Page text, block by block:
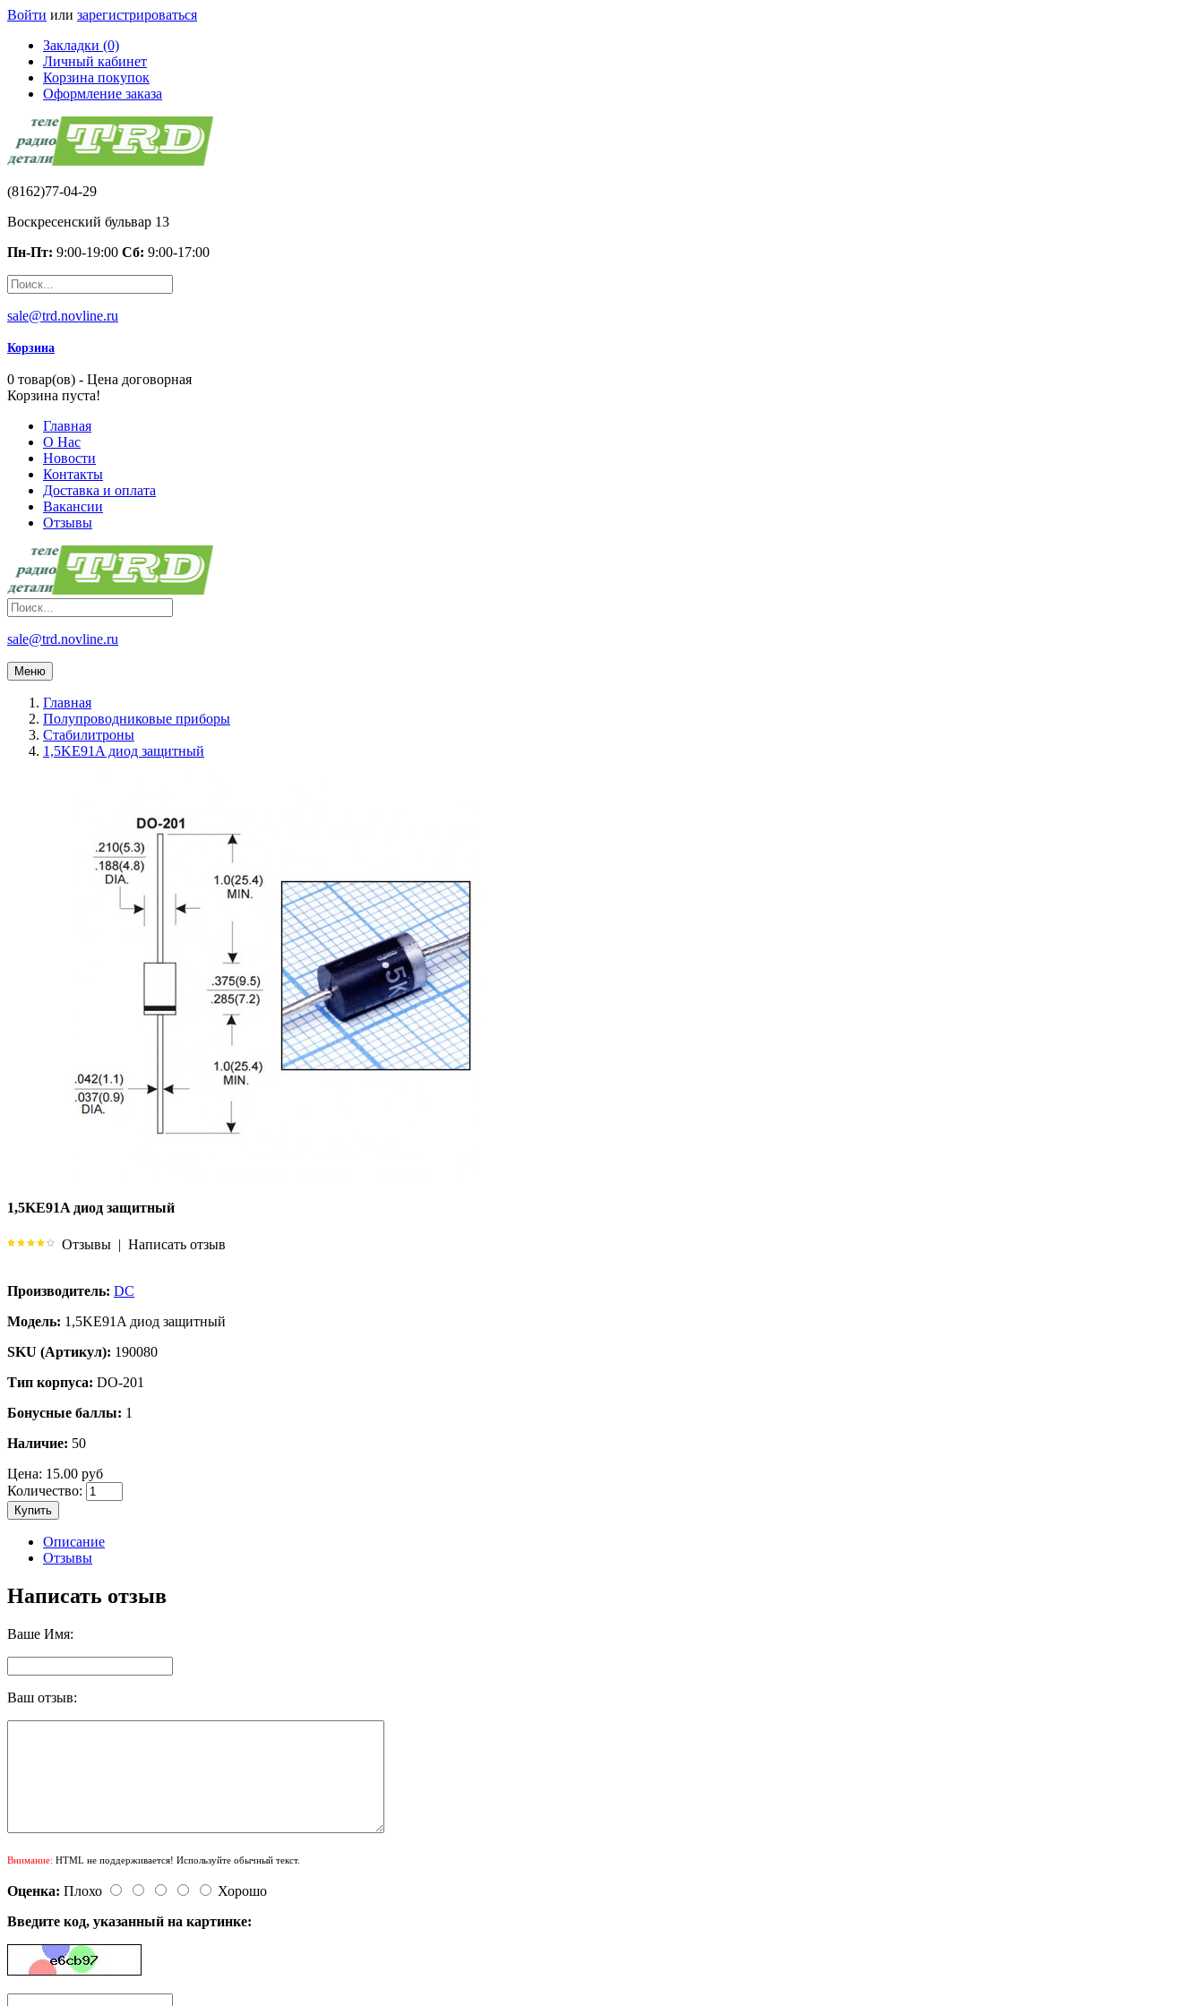
Войти или зарегистрироваться
Закладки (0)
Личный кабинет
Корзина покупок
Оформление заказа
(8162)77-04-29
Воскресенский бульвар 13
Пн-Пт: 9:00-19:00 Сб: 9:00-17:00
sale@trd.novline.ru
Корзина
0 товар(ов) - Цена договорная
Корзина пуста!
Главная
О Нас
Новости
Контакты
Доставка и оплата
Вакансии
Отзывы
sale@trd.novline.ru
Меню
Главная
Полупроводниковые приборы
Стабилитроны
1,5KE91A диод защитный
1,5KE91A диод защитный
Отзывы | Написать отзыв
Производитель: DC
Модель: 1,5KE91A диод защитный
SKU (Артикул): 190080
Тип корпуса: DO-201
Бонусные баллы: 1
Наличие: 50
Цена: 15.00 руб
Количество:
Купить
Описание
Отзывы
Написать отзыв
Ваше Имя:
Ваш отзыв:
Внимание: HTML не поддерживается! Используйте обычный текст.
Оценка: Плохо
Хорошо
Введите код, указанный на картинке: